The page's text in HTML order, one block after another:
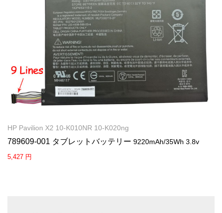
HP Pavilion X2 10-K010NR 10-K020ng
789609-001 タブレットバッテリー 9220mAh/35Wh 3.8v
5,427 円